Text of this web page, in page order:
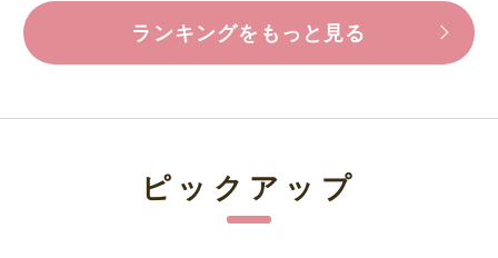
ランキングをもっと見る
ピックアップ